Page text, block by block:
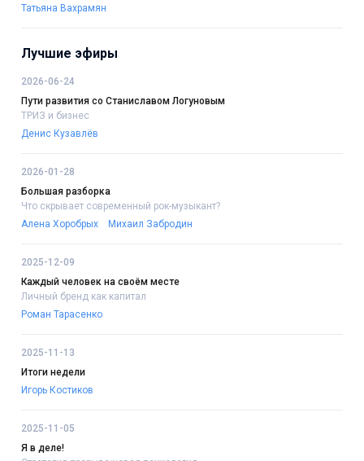
Татьяна Вахрамян
Лучшие эфиры
2026-06-24
Пути развития со Станиславом Логуновым
ТРИЗ и бизнес
Денис Кузавлёв
2026-01-28
Большая разборка
Что скрывает современный рок-музыкант?
Алена Хоробрых
Михаил Забродин
2025-12-09
Каждый человек на своём месте
Личный бренд как капитал
Роман Тарасенко
2025-11-13
Итоги недели
Игорь Костиков
2025-11-05
Я в деле!